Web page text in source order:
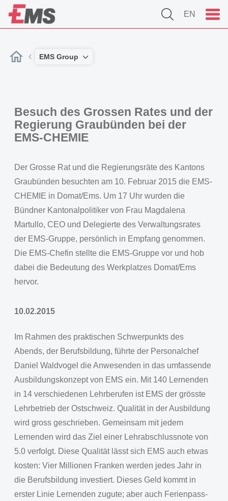
EN
EMS Group
Besuch des Grossen Rates und der
Regierung Graubünden bei der
EMS-CHEMIE
Der Grosse Rat und die Regierungsräte des Kantons
Graubünden besuchten am 10. Februar 2015 die EMS-
CHEMIE in Domat/Ems. Um 17 Uhr wurden die
Bündner Kantonalpolitiker von Frau Magdalena
Martullo, CEO und Delegierte des Verwaltungsrates
der EMS-Gruppe, persönlich in Empfang genommen.
Die EMS-Chefin stellte die EMS-Gruppe vor und hob
dabei die Bedeutung des Werkplatzes Domat/Ems
hervor.
10.02.2015
Im Rahmen des praktischen Schwerpunkts des
Abends, der Berufsbildung, führte der Personalchef
Daniel Waldvogel die Anwesenden in das umfassende
Ausbildungskonzept von EMS ein. Mit 140 Lernenden
in 14 verschiedenen Lehrberufen ist EMS der grösste
Lehrbetrieb der Ostschweiz. Qualität in der Ausbildung
wird gross geschrieben. Gemeinsam mit jedem
Lernenden wird das Ziel einer Lehrabschlussnote von
5.0 verfolgt. Diese Qualität lässt sich EMS auch etwas
kosten: Vier Millionen Franken werden jedes Jahr in
die Berufsbildung investiert. Dieses Geld kommt in
erster Linie Lernenden zugute; aber auch Ferienpass-